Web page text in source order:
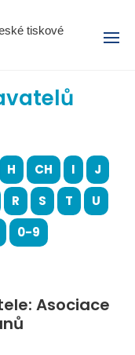
tiskové
Menu
H CH I
J
R S T
U
0-9
Asociace